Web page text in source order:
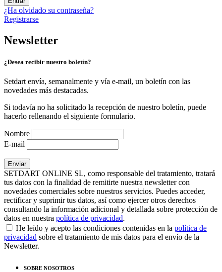
¿Ha olvidado su contraseña?
Registrarse
Newsletter
¿Desea recibir nuestro boletín?
Setdart envía, semanalmente y vía e-mail, un boletín con las
novedades más destacadas.
Si todavía no ha solicitado la recepción de nuestro boletín, puede
hacerlo rellenando el siguiente formulario.
Nombre
E-mail
SETDART ONLINE SL, como responsable del tratamiento, tratará
tus datos con la finalidad de remitirte nuestra newsletter con
novedades comerciales sobre nuestros servicios. Puedes acceder,
rectificar y suprimir tus datos, así como ejercer otros derechos
consultando la información adicional y detallada sobre protección de
datos en nuestra política de privacidad.
He leído y acepto las condiciones contenidas en la política de
privacidad sobre el tratamiento de mis datos para el envío de la
Newsletter.
SOBRE NOSOTROS